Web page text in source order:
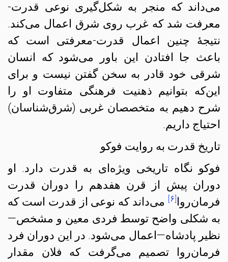
می‌داند که منجر به شکل‌گیری نوعی قدرت-
معرفت شد که غرب روی شرق اعمال می‌کند.
نتیجهٔ چنین اعمال قدرت-معرفتی است که
باعث جا افتادن این باور می‌شود که انسان
شرقی خود قادر به سخن گفتن نیست و برای
این‌که بتوانیم ذهنیت فرهنگی متفاوت او را
شرح دهیم به متخصصان غربی (شرق‌شناسان)
احتیاج داریم.
تاریخ قدرت به روایت فوکو
فوکو نگاه تاریخی ویژه‌ای به قدرت دارد. او
دوران پیش از قرن هفدهم را دوران قدرت
فرمان‌روا [۶] می‌داند که نوعی از قدرت است که
به شکلی واضح توسط فردی معین و مشخص—
نظیر پادشاه—اعمال می‌شود. در این دوران فرد
فرمان‌روا تصمیم می‌گرفت که فلان مقدار